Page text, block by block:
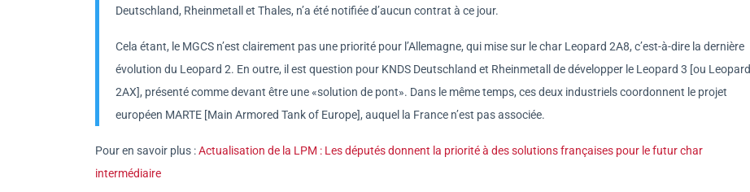
Deutschland, Rheinmetall et Thales, n’a été notifiée d’aucun contrat à ce jour.
Cela étant, le MGCS n’est clairement pas une priorité pour l’Allemagne, qui mise sur le char Leopard 2A8, c’est-à-dire la dernière
évolution du Leopard 2. En outre, il est question pour KNDS Deutschland et Rheinmetall de développer le Leopard 3 [ou Leopard
2AX], présenté comme devant être une «solution de pont». Dans le même temps, ces deux industriels coordonnent le projet
européen MARTE [Main Armored Tank of Europe], auquel la France n’est pas associée.
Pour en savoir plus :Actualisation de la LPM : Les députés donnent la priorité à des solutions françaises pour le futur char
intermédiaire